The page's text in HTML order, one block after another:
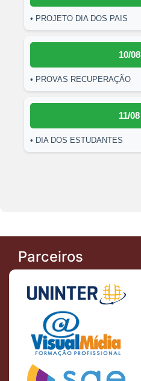
• PROJETO DIA DOS PAIS
10/08
• PROVAS RECUPERAÇÃO
11/08
• DIA DOS ESTUDANTES
Parceiros